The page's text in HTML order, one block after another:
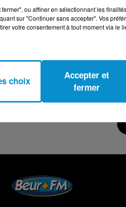
ou affiner en sélectionnant les
sur "Continuer sans accepter". Vos
votre consentement à tout moment via le
choix
Accepter et
fermer